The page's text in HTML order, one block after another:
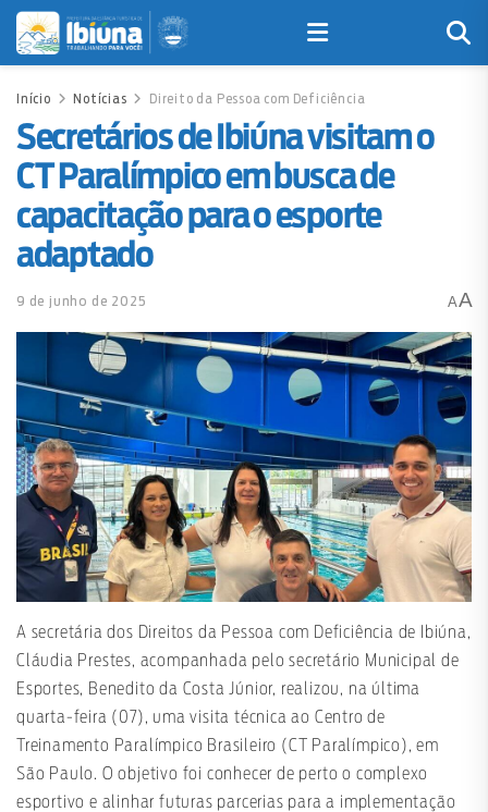
Início Notícias Direito da Pessoa com Deficiência
Secretários de Ibiúna visitam o
CT Paralímpico em busca de
capacitação para o esporte
adaptado
9 de junho de 2025 AA
A secretária dos Direitos da Pessoa com Deficiência de Ibiúna,
Cláudia Prestes, acompanhada pelo secretário Municipal de
Esportes, Benedito da Costa Júnior, realizou, na última
quarta-feira (07), uma visita técnica ao Centro de
Treinamento Paralímpico Brasileiro (CT Paralímpico), em
São Paulo. O objetivo foi conhecer de perto o complexo
esportivo e alinhar futuras parcerias para a implementação